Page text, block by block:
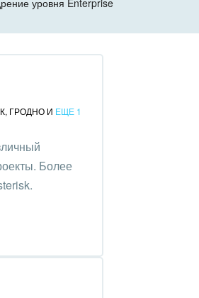
версия
уровня Enterprise
, ГРОДНО И ЕЩЕ 1
Более